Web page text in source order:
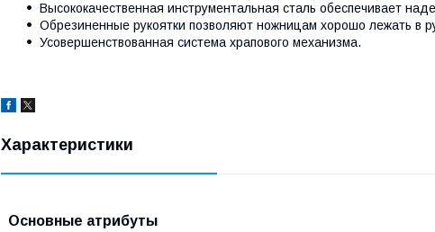
Высококачественная инструментальная сталь обеспечивает
Обрезиненные рукоятки позволяют ножницам хорошо лежать в
Усовершенствованная система храпового механизма.
Характеристики
Основные атрибуты